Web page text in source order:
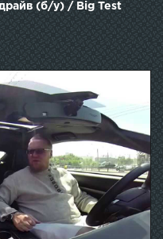
(б/у) / Big Test